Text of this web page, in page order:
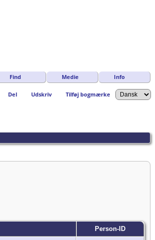
Find Medie Info
Del Udskriv Tilføj bogmærke
Person-ID